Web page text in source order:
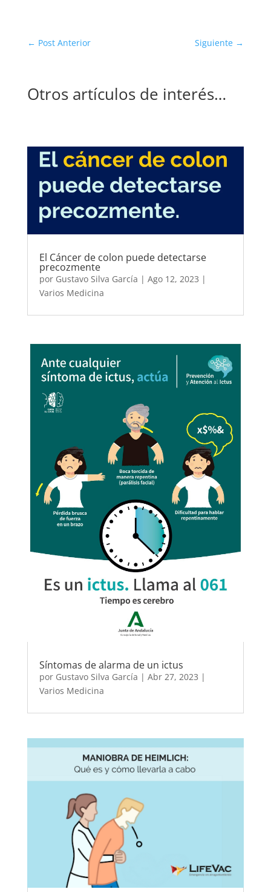
← Post Anterior Siguiente →
Otros artículos de interés…
El Cáncer de colon puede detectarse
precozmente
por Gustavo Silva García | Ago 12, 2023 |
Varios Medicina
Síntomas de alarma de un ictus
por Gustavo Silva García | Abr 27, 2023 |
Varios Medicina